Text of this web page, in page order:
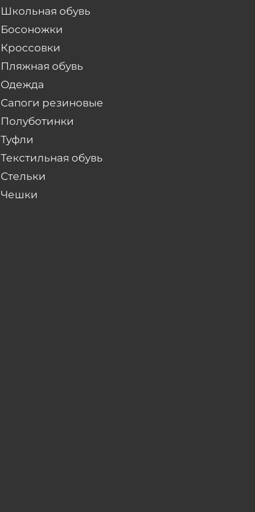
Школьная обувь
Босоножки
Кроссовки
Пляжная обувь
Одежда
Сапоги резиновые
Полуботинки
Туфли
Текстильная обувь
Стельки
Чешки